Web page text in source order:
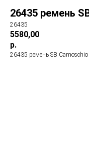
26435 ремень
26435
5580,00
р.
26435 ремень SB